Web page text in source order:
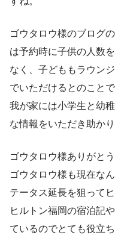
ゴウタロウ様のブログ
は予約時に子供の人数
なく、子どももラウン
でいただけるとのことで
我が家には小学生と幼
な情報をいただき助かり
ゴウタロウ様ありがとう
ゴウタロウ様も現在な
テータス延長を狙って
ヒルトン福岡の宿泊記
ているのでとても役立ち